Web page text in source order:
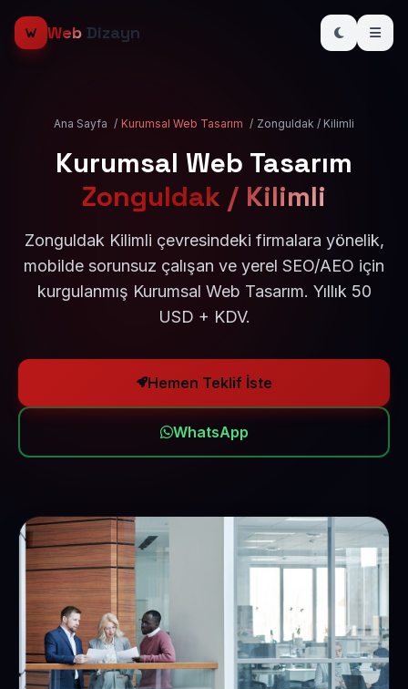
Web Dizayn
Ana Sayfa / Kurumsal Web Tasarım / Zonguldak / Kilimli
Kurumsal Web Tasarım
Zonguldak / Kilimli
Zonguldak Kilimli çevresindeki firmalara yönelik,
mobilde sorunsuz çalışan ve yerel SEO/AEO için
kurgulanmış Kurumsal Web Tasarım. Yıllık 50
USD + KDV.
Hemen Teklif İste
WhatsApp